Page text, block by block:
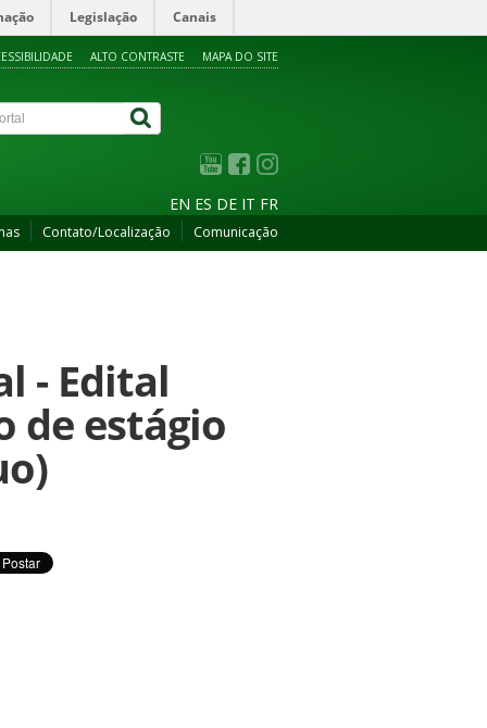
Legislação Canais
ALTO CONTRASTE MAPA DO SITE
EN ES DE IT FR
Contato/Localização Comunicação
- Edital
de estágio